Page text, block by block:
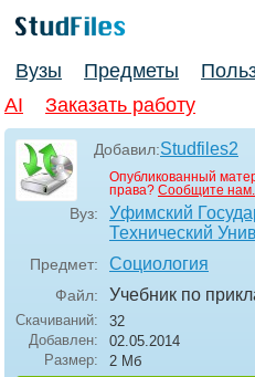
Вузы Предметы
AI
Заказать работу
Добавил:Studfiles2
Опубликованный
права? Сообщите нам.
Вуз:
Уфимский
Технический
Предмет: Социология
Файл: Учебник по
Скачиваний:
32
Добавлен:
02.05.2014
Размер:
2 Мб